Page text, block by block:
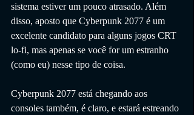
sistema estiver um pouco atrasado. Além
disso, aposto que Cyberpunk 2077 é um
excelente candidato para alguns jogos CRT
lo-fi, mas apenas se você for um estranho
(como eu) nesse tipo de coisa.
Cyberpunk 2077 está chegando aos
consoles também, é claro, e estará estreando